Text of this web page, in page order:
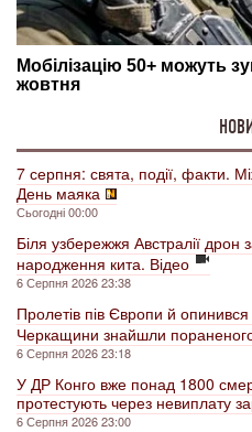
7 серпня: свята, події, факти.
День маяка
Сьогодні 00:00
Біля узбережжя Австралії дрон
народження кита. Відео
6 Серпня 2026 23:38
Пролетів пів Європи й
Черкащини знайшли
6 Серпня 2026 23:18
У ДР Конго вже понад 1800
протестують через невиплату
6 Серпня 2026 23:00